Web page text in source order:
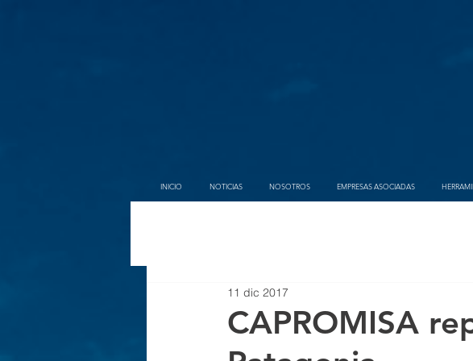
INICIO NOTICIAS NOSOTROS EMPRESAS ASOCIADAS
CAPROMISA
11 dic 2017